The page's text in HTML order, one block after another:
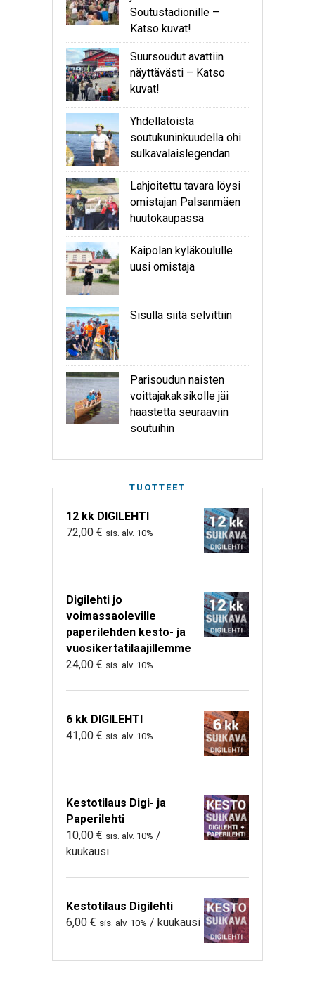
Soutustadionille –
Katso kuvat!
Suursoudut avattiin
näyttävästi – Katso
kuvat!
Yhdellätoista
soutukuninkuudella ohi
sulkavalaislegendan
Lahjoitettu tavara löysi
omistajan Palsanmäen
huutokaupassa
Kaipolan kyläkoululle
uusi omistaja
Sisulla siitä selvittiin
Parisoudun naisten
voittajakaksikolle jäi
haastetta seuraaviin
soutuihin
TUOTTEET
12 kk DIGILEHTI
72,00 € sis. alv. 10%
Digilehti jo
voimassaoleville
paperilehden kesto- ja
vuosikertatilaajillemme
24,00 € sis. alv. 10%
6 kk DIGILEHTI
41,00 € sis. alv. 10%
Kestotilaus Digi- ja
Paperilehti
10,00 € sis. alv. 10% /
kuukausi
Kestotilaus Digilehti
6,00 € sis. alv. 10% / kuukausi